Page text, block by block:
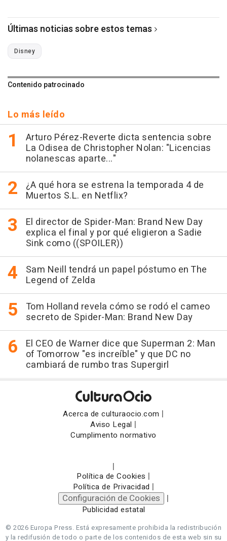
Últimas noticias sobre estos temas
Disney
Contenido patrocinado
Lo más leído
Arturo Pérez-Reverte dicta sentencia sobre
La Odisea de Christopher Nolan: "Licencias
nolanescas aparte..."
¿A qué hora se estrena la temporada 4 de
Muertos S.L. en Netflix?
El director de Spider-Man: Brand New Day
explica el final y por qué eligieron a Sadie
Sink como ((SPOILER))
Sam Neill tendrá un papel póstumo en The
Legend of Zelda
Tom Holland revela cómo se rodó el cameo
secreto de Spider-Man: Brand New Day
El CEO de Warner dice que Superman 2: Man
of Tomorrow "es increíble" y que DC no
cambiará de rumbo tras Supergirl
Acerca de culturaocio.com |
Aviso Legal |
Cumplimento normativo
|
Política de Cookies |
Política de Privacidad |
Configuración de Cookies |
Publicidad estatal
© 2026 Europa Press. Está expresamente prohibida la redistribución
y la redifusión de todo o parte de los contenidos de esta web sin su